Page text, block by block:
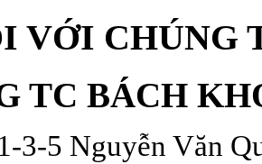
VỚI CHÚNG
TC BÁCH
3-5 Nguyễn Văn